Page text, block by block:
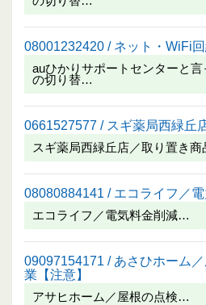
08001232420 / ネット・WiFi回
auひかりサポートセンターと
の切り替…
0661527577 / スギ薬局西緑丘
スギ薬局西緑丘店／取り置き
08080884141 / エコライフ／
エコライフ／電気料金削減…
09097154171 / あさひホーム
業【注意】
アサヒホーム／屋根の点検…